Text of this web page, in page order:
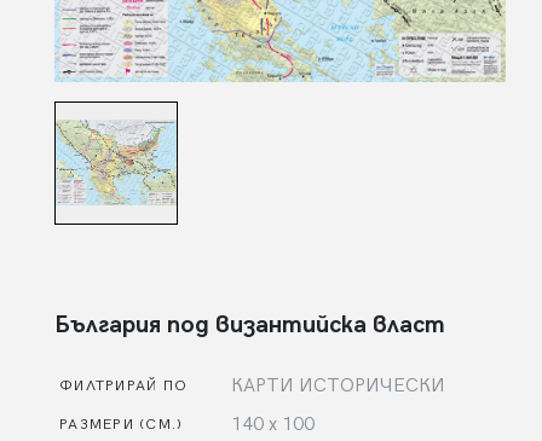
България под византийска власт
ФИЛТРИРАЙ ПО КАРТИ ИСТОРИЧЕСКИ
РАЗМЕРИ (СМ.) 140 х 100